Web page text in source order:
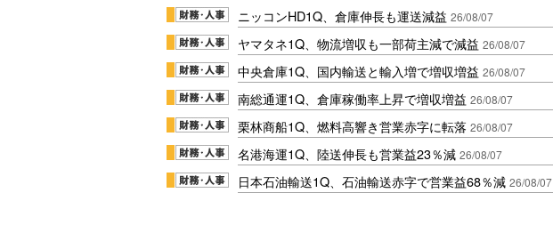
ニッコンHD1Q、倉庫伸長も運送減益 26/08/07
ヤマタネ1Q、物流増収も一部荷主減で減益 26/08/07
中央倉庫1Q、国内輸送と輸入増で増収増益 26/08/07
南総通運1Q、倉庫稼働率上昇で増収増益 26/08/07
栗林商船1Q、燃料高響き営業赤字に転落 26/08/07
名港海運1Q、陸送伸長も営業益23％減 26/08/07
日本石油輸送1Q、石油輸送赤字で営業益68％減 26/08/07